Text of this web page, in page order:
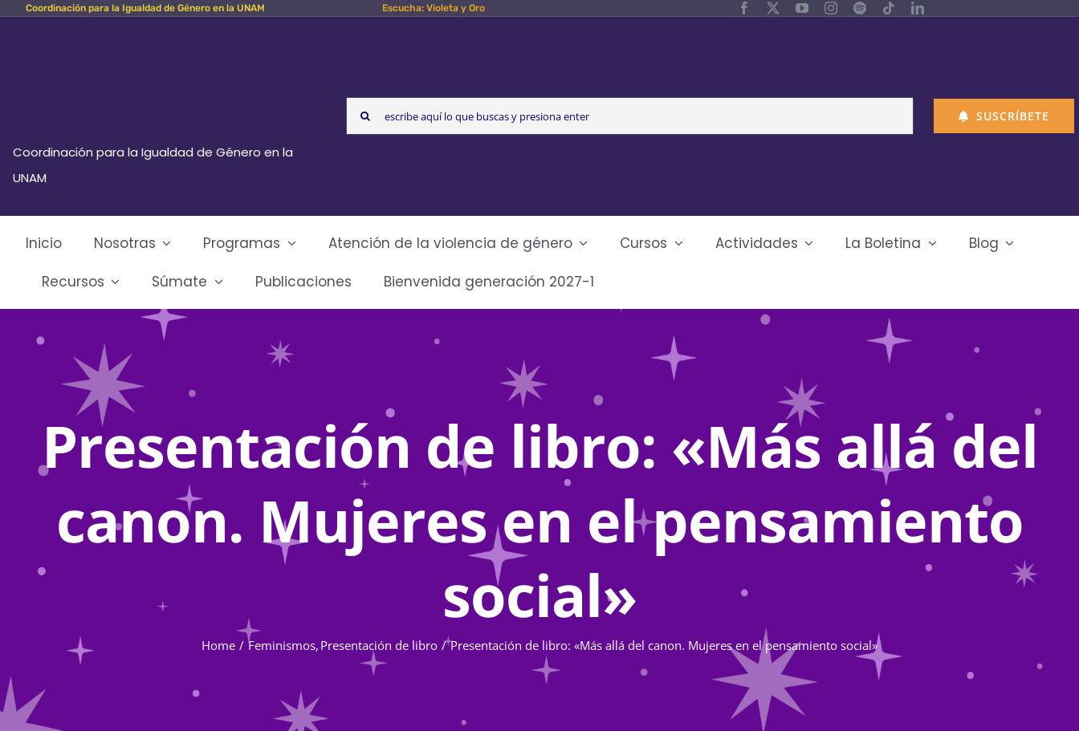
Skip Coordinación para la Igualdad de Género en la UNAM Escucha: Violeta y Oro
Coordinación para la Igualdad de Género en la
UNAM
Search
for:
SUSCRÍBETE
Inicio Nosotras Programas Atención de la violencia de género Cursos Actividades La Boletina
Blog
Recursos
Súmate Publicaciones Bienvenida generación 2027-1
Presentación de libro: «Más allá del
canon. Mujeres en el pensamiento
social»
Home Feminismos Presentación de libro Presentación de libro: «Más allá del canon. Mujeres en el pensamiento social»